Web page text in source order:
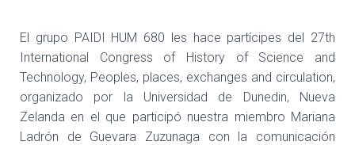
Ó
N
El grupo PAIDI HUM 680 les hace partícipes del 27th
International Congress of History of Science and
Technology, Peoples, places, exchanges and circulation,
organizado por la Universidad de Dunedin, Nueva
Zelanda en el que participó nuestra miembro Mariana
Ladrón de Guevara Zuzunaga con la comunicación